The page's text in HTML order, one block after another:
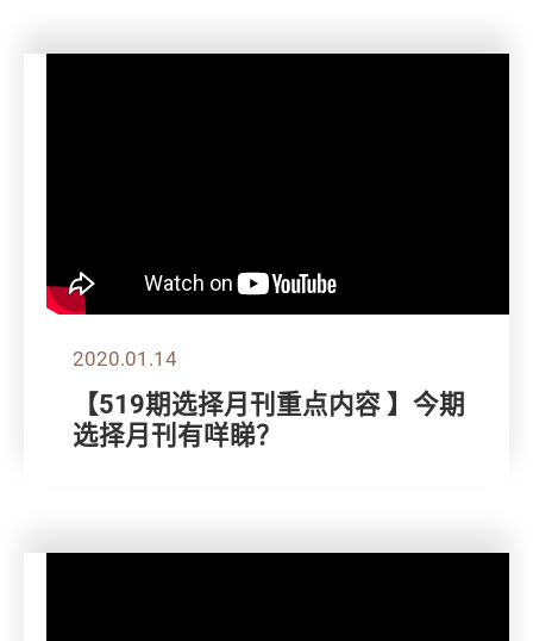
2020.01.14
【519期选择月刊重点内容 】今期
选择月刊有咩睇？